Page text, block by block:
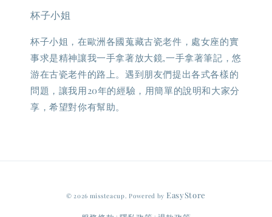
杯子小姐
杯子小姐，在歐洲各國蒐藏古瓷老件，處女座的實
事求是精神讓我一手拿著放大鏡,一手拿著筆記，悠
游在古瓷老件的路上。遇到朋友們提出各式各樣的
問題，讓我用20年的經驗，用簡單的說明和大家分
享，希望對你有幫助。
© 2026 missteacup. Powered by EasyStore